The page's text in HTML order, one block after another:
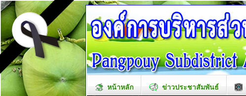
หน้าหลัก ข่าวประชาสัมพันธ์